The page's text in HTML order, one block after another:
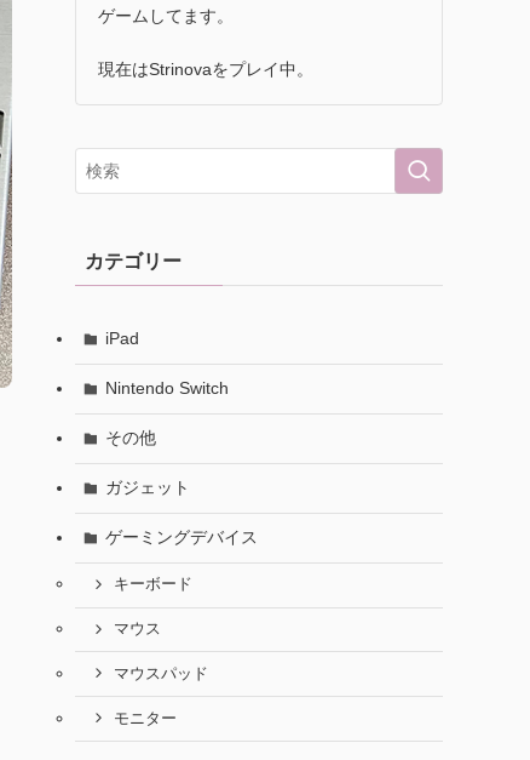
ゲームしてます。
現在はStrinovaをプレイ中。
カテゴリー
iPad
Nintendo Switch
その他
ガジェット
ゲーミングデバイス
キーボード
マウス
マウスパッド
モニター